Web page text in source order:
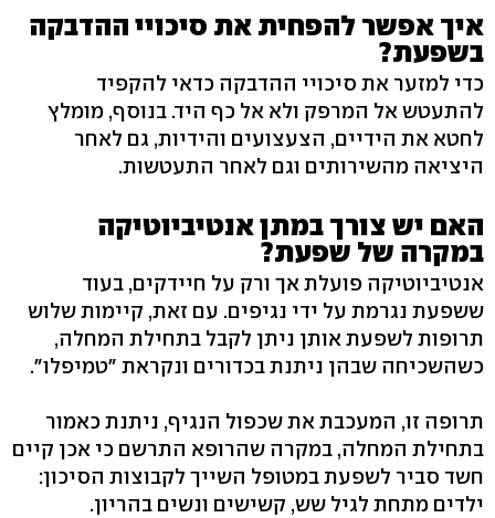
איך אפשר להפחית את סיכויי ההדבקה
בשפעת?
כדי למזער את סיכויי ההדבקה כדאי להקפיד
להתעטש אל המרפק ולא אל כף היד. בנוסף, מומלץ
לחטא את הידיים, הצעצועים והידיות, גם לאחר
היציאה מהשירותים וגם לאחר התעטשות.
האם יש צורך במתן אנטיביוטיקה
במקרה של שפעת?
אנטיביוטיקה פועלת אך ורק על חיידקים, בעוד
ששפעת נגרמת על ידי נגיפים. עם זאת, קיימות שלוש
תרופות לשפעת אותן ניתן לקבל בתחילת המחלה,
כשהשכיחה שבהן ניתנת בכדורים ונקראת "טמיפלו".
תרופה זו, המעכבת את שכפול הנגיף, ניתנת כאמור
בתחילת המחלה, במקרה שהרופא התרשם כי אכן קיים
חשד סביר לשפעת במטופל השייך לקבוצות הסיכון:
ילדים מתחת לגיל שש, קשישים ונשים בהריון.